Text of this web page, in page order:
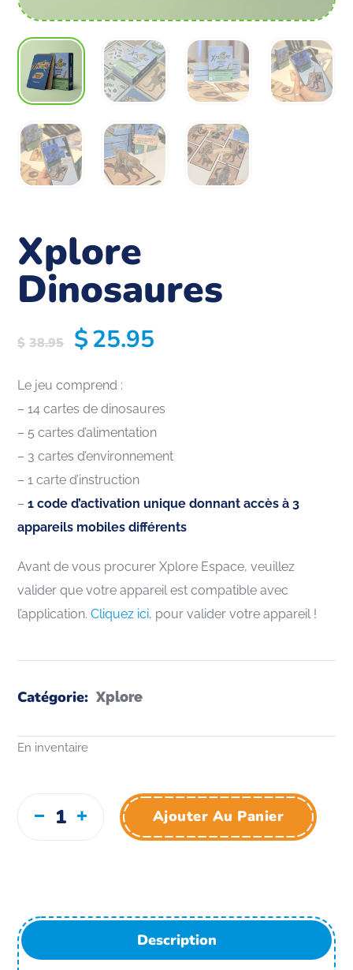
Xplore
Dinosaures
$ 38.95 $25.95
Le jeu comprend :
– 14 cartes de dinosaures
– 5 cartes d’alimentation
– 3 cartes d’environnement
– 1 carte d’instruction
–1 code d’activation unique donnant accès à 3
appareils mobiles différents
Avant de vous procurer Xplore Espace, veuillez
valider que votre appareil est compatible avec
l’application.Cliquez ici, pour valider votre appareil !
Catégorie: Xplore
En inventaire
Ajouter Au Panier
Description